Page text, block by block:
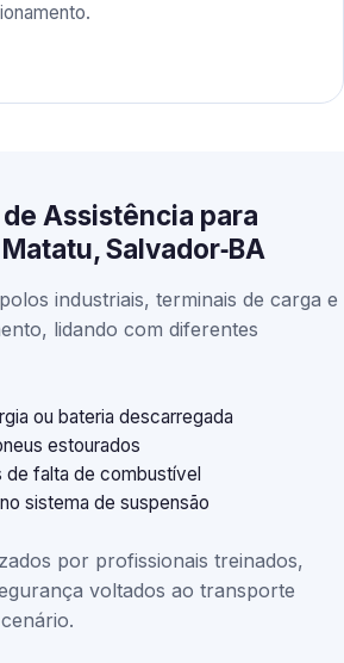
Assistência para
Salvador‑BA
industriais, terminais de carga e
lidando com diferentes
ou bateria descarregada
estourados
de falta de combustível
sistema de suspensão
por profissionais treinados,
voltados ao transporte